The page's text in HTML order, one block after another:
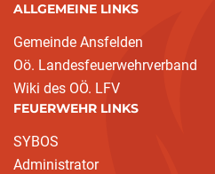
ALLGEMEINE LINKS
Gemeinde Ansfelden
Oö. Landesfeuerwehrverband
Wiki des OÖ. LFV
FEUERWEHR LINKS
SYBOS
Administrator